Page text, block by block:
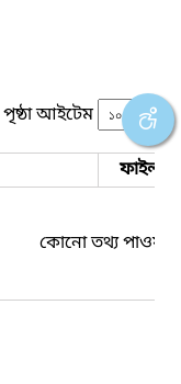
পৃষ্ঠা আইটেম
ফাইল
কোনো তথ্য পাওয়া